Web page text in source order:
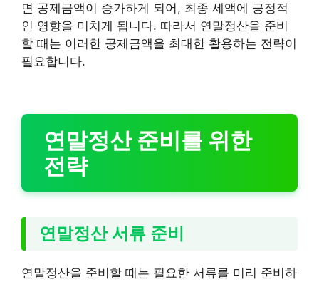
면 공제금액이 증가하게 되어, 최종 세액에 긍정적
인 영향을 미치게 됩니다. 따라서 연말정산을 준비
할 때는 이러한 공제금액을 최대한 활용하는 전략이
필요합니다.
연말정산 준비를 위한
전략
연말정산 서류 준비
연말정산을 준비할 때는 필요한 서류를 미리 준비하